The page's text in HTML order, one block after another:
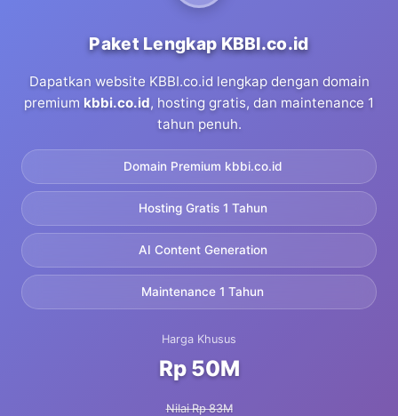
Paket Lengkap KBBI.co.id
Dapatkan website KBBI.co.id lengkap dengan domain
premium kbbi.co.id, hosting gratis, dan maintenance 1
tahun penuh.
Domain Premium kbbi.co.id
Hosting Gratis 1 Tahun
AI Content Generation
Maintenance 1 Tahun
Harga Khusus
Rp 50M
Nilai Rp 83M